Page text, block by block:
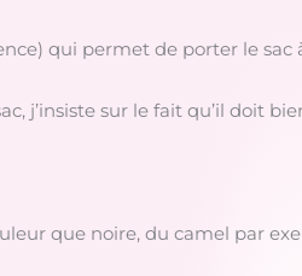
qui permet de porter le sac
j’insiste sur le fait qu’il doit
que noire, du camel par